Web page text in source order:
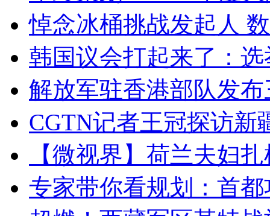
悼念冰桶挑战发起人
韩国议会打起来了：
解放军驻香港部队发
CGTN记者王冠探访新
【微视界】荷兰夫妇
专家带你看规划：首